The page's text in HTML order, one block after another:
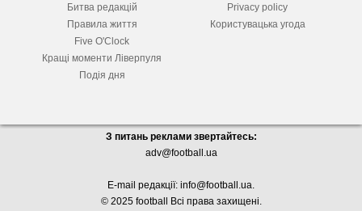
Битва редакцій
Правила життя
Five O'Clock
Кращі моменти Ліверпуля
Подія дня
Privacy policy
Користувацька угода
З питань реклами звертайтесь:
adv@football.ua
E-mail редакції: info@football.ua.
© 2025 football Всі права захищені.